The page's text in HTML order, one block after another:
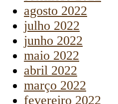
agosto 2022
julho 2022
junho 2022
maio 2022
abril 2022
março 2022
fevereiro 2022